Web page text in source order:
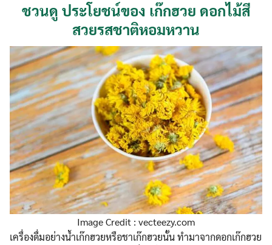
ชวนดู ประโยชน์ของ เก๊กฮวย ดอกไม้สี
สวยรสชาติหอมหวาน
Image Credit : vecteezy.com
เครื่องดื่มอย่างน้ำเก๊กฮวยหรือชาเก๊กฮวยนั้น ทำมาจากดอกเก๊กฮวย